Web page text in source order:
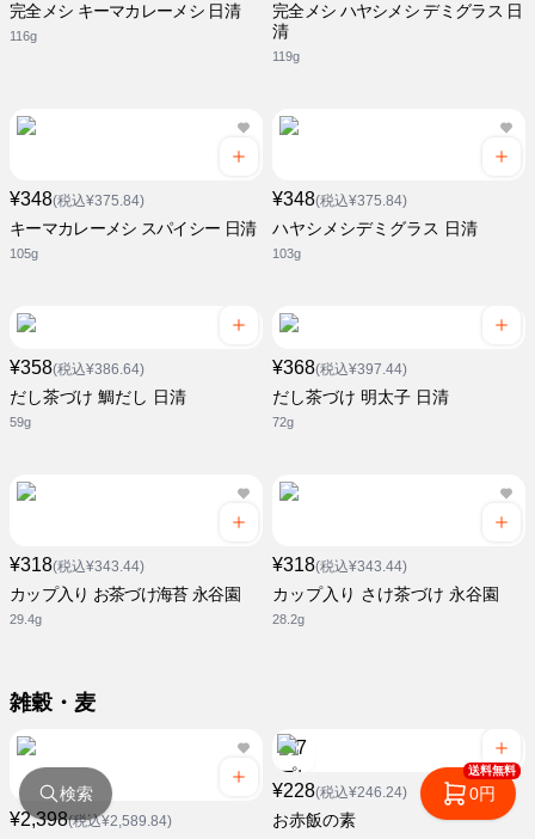
完全メシ キーマカレーメシ 日清
116g
完全メシ ハヤシメシ デミグラス 日
清
119g
¥348(税込¥375.84)
キーマカレーメシ スパイシー 日清
105g
¥348(税込¥375.84)
ハヤシメシデミグラス 日清
103g
¥358(税込¥386.64)
だし茶づけ 鯛だし 日清
59g
¥368(税込¥397.44)
だし茶づけ 明太子 日清
72g
¥318(税込¥343.44)
カップ入り お茶づけ海苔 永谷園
29.4g
¥318(税込¥343.44)
カップ入り さけ茶づけ 永谷園
28.2g
雑穀・麦
¥2,398(税込¥2,589.84)
¥228(税込¥246.24)
お赤飯の素
検索
送料無料
0円